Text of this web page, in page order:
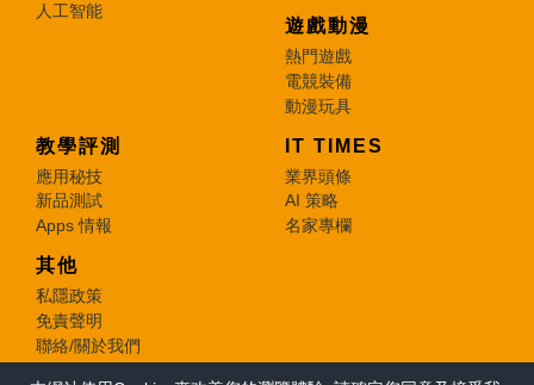
人工智能
遊戲動漫
熱門遊戲
電競裝備
動漫玩具
教學評測
應用秘技
新品測試
Apps 情報
IT TIMES
業界頭條
AI 策略
名家專欄
其他
私隱政策
免責聲明
聯絡/關於我們